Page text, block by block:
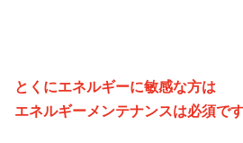
とくにエネルギーに敏感な方は
エネルギーメンテナンスは必須です